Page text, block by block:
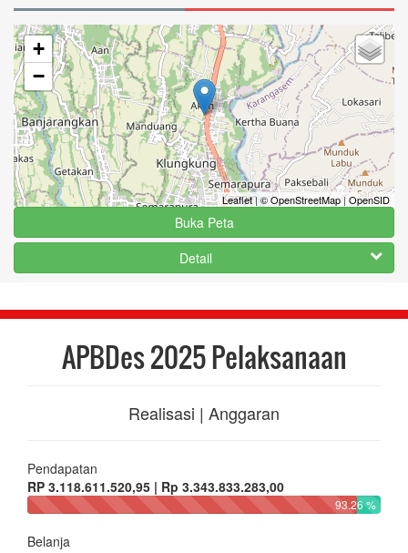
+
−
Leaflet|© OpenStreetMap|OpenSID
Buka Peta
Detail
APBDes 2025 Pelaksanaan
Realisasi | Anggaran
Pendapatan
RP 3.118.611.520,95 | Rp 3.343.833.283,00
93.26 %
Belanja